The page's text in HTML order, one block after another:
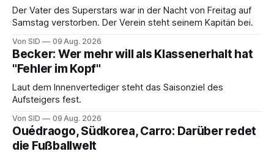
Der Vater des Superstars war in der Nacht von Freitag auf
Samstag verstorben. Der Verein steht seinem Kapitän bei.
Von SID 09 Aug. 2026
Becker: Wer mehr will als Klassenerhalt hat
"Fehler im Kopf"
Laut dem Innenvertediger steht das Saisonziel des
Aufsteigers fest.
Von SID 09 Aug. 2026
Ouédraogo, Südkorea, Carro: Darüber redet
die Fußballwelt